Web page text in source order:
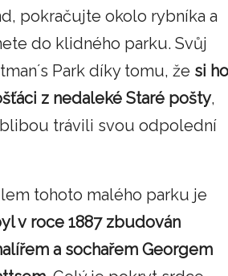
pokračujte okolo rybníka a
do klidného parku. Svůj
Park díky tomu, že si ho
z nedaleké Staré pošty,
trávili svou odpolední
tohoto malého parku je
v roce 1887 zbudován
a sochařem Georgem